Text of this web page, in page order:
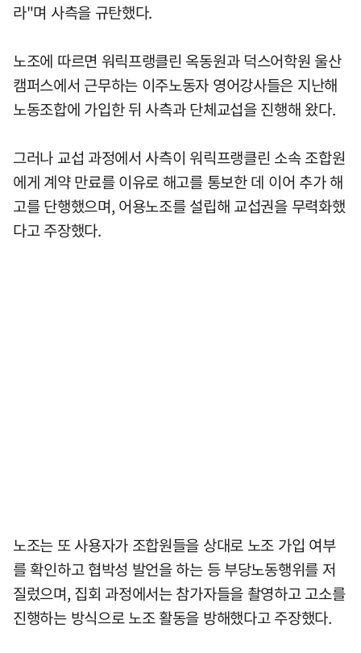
라"며 사측을 규탄했다.
노조에 따르면 워릭프랭클린 옥동원과 덕스어학원 울산
캠퍼스에서 근무하는 이주노동자 영어강사들은 지난해
노동조합에 가입한 뒤 사측과 단체교섭을 진행해 왔다.
그러나 교섭 과정에서 사측이 워릭프랭클린 소속 조합원
에게 계약 만료를 이유로 해고를 통보한 데 이어 추가 해
고를 단행했으며, 어용노조를 설립해 교섭권을 무력화했
다고 주장했다.
노조는 또 사용자가 조합원들을 상대로 노조 가입 여부
를 확인하고 협박성 발언을 하는 등 부당노동행위를 저
질렀으며, 집회 과정에서는 참가자들을 촬영하고 고소를
진행하는 방식으로 노조 활동을 방해했다고 주장했다.